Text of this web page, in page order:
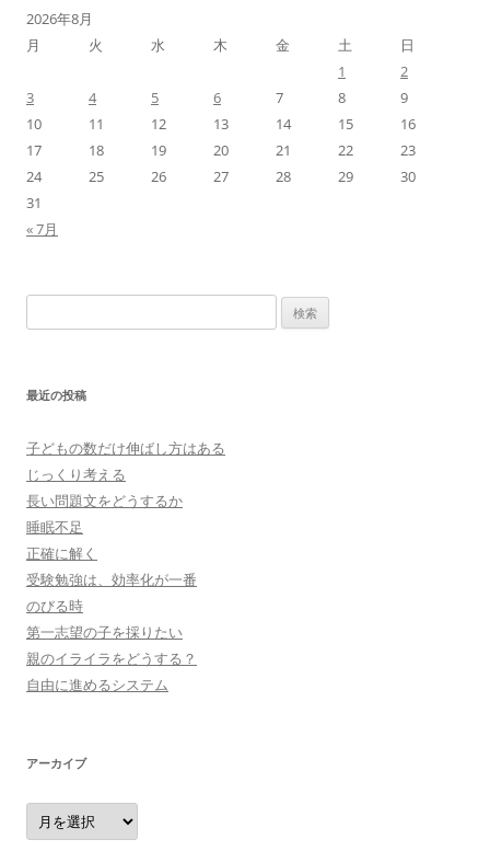
2026年8月
月
火 水 木 金 土
日
1
2
3
4 5 6 7 8
9
10
11 12 13 14 15
16
17
18 19 20 21 22
23
24
25 26 27 28 29
30
31
« 7月
索:
最近の投稿
子どもの数だけ伸ばし方はある
じっくり考える
長い問題文をどうするか
睡眠不足
正確に解く
受験勉強は、効率化が一番
のびる時
第一志望の子を採りたい
親のイライラをどうする？
自由に進めるシステム
アーカイブ
ア
ー
カ